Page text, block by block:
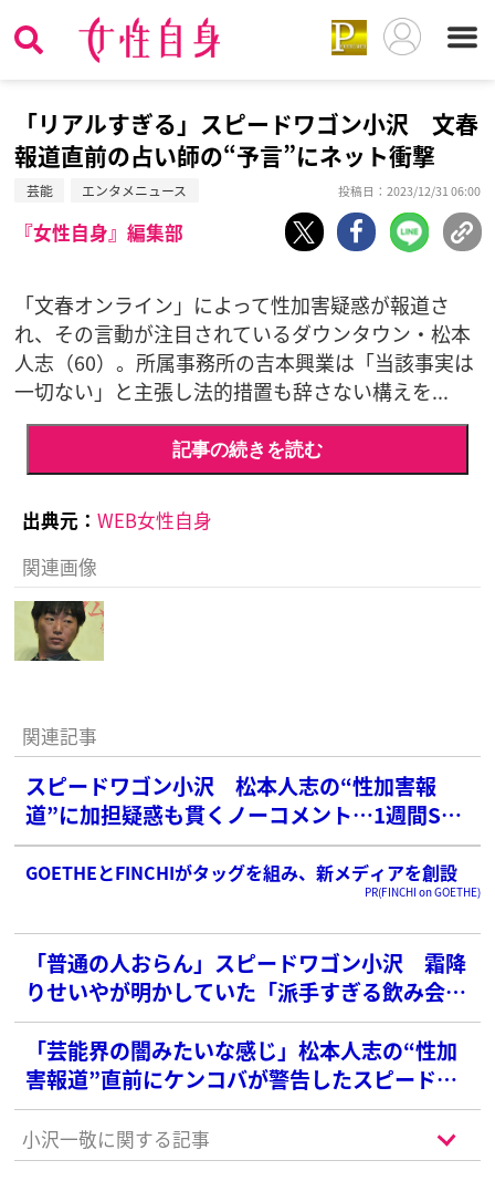
「リアルすぎる」スピードワゴン小沢 文春
報道直前の占い師の“予言”にネット衝撃
芸能 エンタメニュース 投稿日：2023/12/31 06:00
『女性自身』編集部
「文春オンライン」によって性加害疑惑が報道さ
れ、その言動が注目されているダウンタウン・松本
人志（60）。所属事務所の吉本興業は「当該事実は
一切ない」と主張し法的措置も辞さない構えを...
記事の続きを読む
出典元： WEB女性自身
関連画像
関連記事
スピードワゴン小沢 松本人志の“性加害報
道”に加担疑惑も貫くノーコメント…1週間SNS
更新ナシ
GOETHEとFINCHIがタッグを組み、新メディアを創設
PR(FINCHI on GOETHE)
「普通の人おらん」スピードワゴン小沢 霜降
りせいやが明かしていた「派手すぎる飲み会」
の実態…ケンコバは“芸能界の闇”と警鐘
「芸能界の闇みたいな感じ」松本人志の“性加
害報道”直前にケンコバが警告したスピードワ
ゴン小沢の“危うさ”
小沢一敬に関する記事